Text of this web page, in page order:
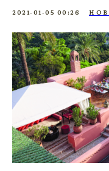
2021-01-05 00:26